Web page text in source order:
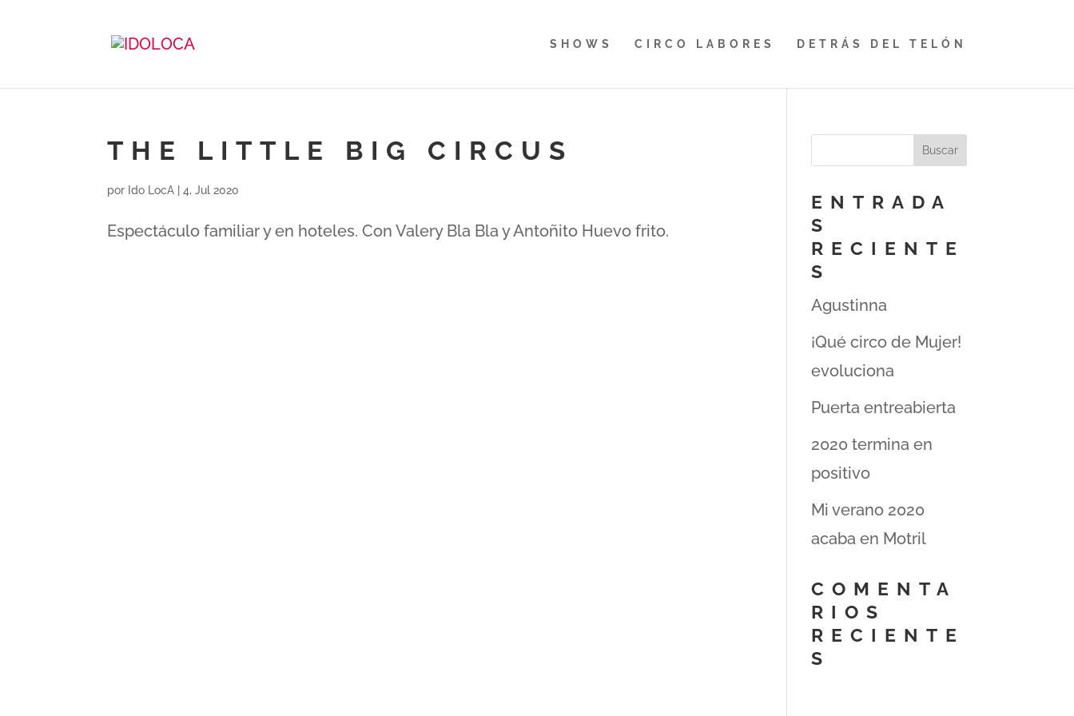
SHOWS CIRCO LABORES DETRÁS DEL TELÓN
THE LITTLE BIG CIRCUS
por Ido LocA |4, Jul 2020
Espectáculo familiar y en hoteles. Con Valery Bla Bla y Antoñito Huevo frito.
ENTRADA
S
RECIENTE
S
Agustinna
¡Qué circo de Mujer!
evoluciona
Puerta entreabierta
2020 termina en
positivo
Mi verano 2020
acaba en Motril
COMENTA
RIOS
RECIENTE
S